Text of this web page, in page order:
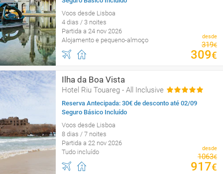
Voos desde Lisboa
4 dias / 3 noites
Partida a 24 nov 2026
Alojamento e pequeno-almoço
desde
319€
309€
Ilha da Boa Vista
Hotel Riu Touareg - All Inclusive
Reserva Antecipada: 30€ de desconto até 02/09
Seguro Básico Incluído
Voos desde Lisboa
8 dias / 7 noites
Partida a 22 nov 2026
Tudo incluído
desde
1063€
917€